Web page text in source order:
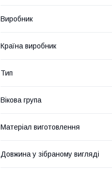
Виробник
Країна виробник
Тип
Вікова група
Матеріал виготовлення
Довжина у зібраному вигляді